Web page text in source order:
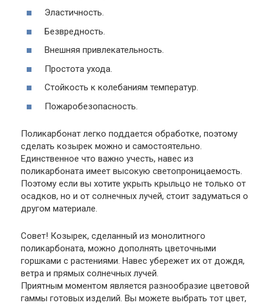
Эластичность.
Безвредность.
Внешняя привлекательность.
Простота ухода.
Стойкость к колебаниям температур.
Пожаробезопасность.
Поликарбонат легко поддается обработке, поэтому
сделать козырек можно и самостоятельно.
Единственное что важно учесть, навес из
поликарбоната имеет высокую светопроницаемость.
Поэтому если вы хотите укрыть крыльцо не только от
осадков, но и от солнечных лучей, стоит задуматься о
другом материале.
Совет! Козырек, сделанный из монолитного
поликарбоната, можно дополнять цветочными
горшками с растениями. Навес убережет их от дождя,
ветра и прямых солнечных лучей.
Приятным моментом является разнообразие цветовой
гаммы готовых изделий. Вы можете выбрать тот цвет,